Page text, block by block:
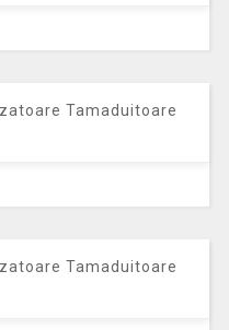
Tamaduitoare
Tamaduitoare